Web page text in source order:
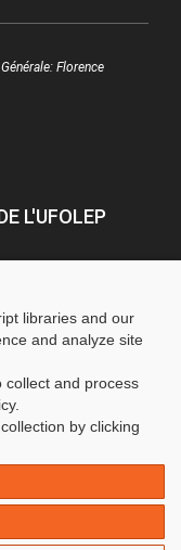
Florence
L'UFOLEP
libraries and our
and analyze site
collect and process
by clicking